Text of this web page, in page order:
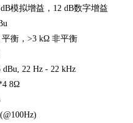
模拟增益，12 dB数字增益
衡，>3 kΩ 非平衡
dBu, 22 Hz - 22 kHz
8Ω